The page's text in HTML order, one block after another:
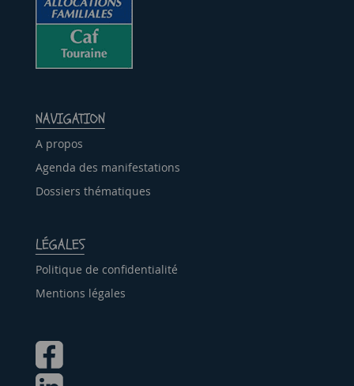
NAVIGATION
A propos
Agenda des manifestations
Dossiers thématiques
LÉGALES
Politique de confidentialité
Mentions légales